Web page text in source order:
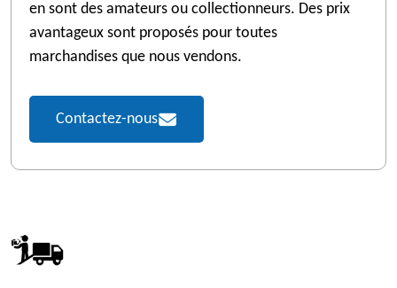
en sont des amateurs ou collectionneurs. Des prix
avantageux sont proposés pour toutes
marchandises que nous vendons.
Contactez-nous